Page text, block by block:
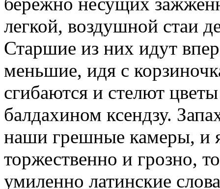
легкой, воздушной стаи
Старшие из них идут
меньшие, идя с
сгибаются и стелют
балдахином ксендзу.
наши грешные камеры, и
торжественно и грозно,
умиленно латинские